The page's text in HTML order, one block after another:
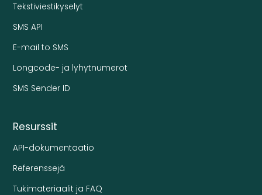
Tekstiviestikyselyt
SMS API
E-mail to SMS
Longcode- ja lyhytnumerot
SMS Sender ID
Resurssit
API-dokumentaatio
Referenssejä
Tukimateriaalit ja FAQ